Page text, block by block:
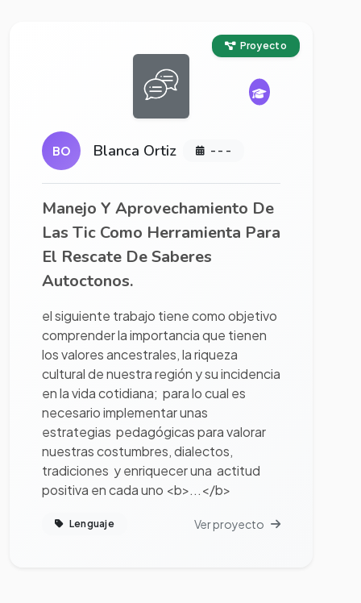
Proyecto
BO Blanca Ortiz - - -
Manejo Y Aprovechamiento De
Las Tic Como Herramienta Para
El Rescate De Saberes
Autoctonos.
el siguiente trabajo tiene como objetivo
comprender la importancia que tienen
los valores ancestrales, la riqueza
cultural de nuestra región y su incidencia
en la vida cotidiana; para lo cual es
necesario implementar unas
estrategias pedagógicas para valorar
nuestras costumbres, dialectos,
tradiciones y enriquecer una actitud
positiva en cada uno <b>...</b>
Lenguaje Ver proyecto